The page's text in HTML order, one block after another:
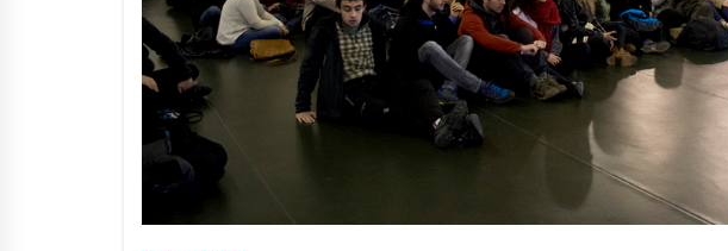
Segura irratian Arrosaren 20
urteez
2021/07/22